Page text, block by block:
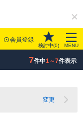
会員登録
検討中(0) MENU
7件中1～7件表示
変更